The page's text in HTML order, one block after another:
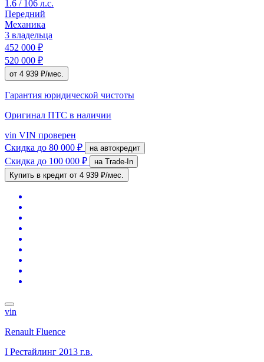
1.6 / 106 л.с.
Передний
Механика
3 владельца
452 000 ₽
520 000 ₽
от 4 939 ₽/мес.
Гарантия юридической чистоты
Оригинал ПТС в наличии
vin VIN проверен
Скидка до 80 000 ₽ на автокредит
Скидка до 100 000 ₽
на Trade-In
Купить в кредит от 4 939 ₽/мес.
vin
Renault Fluence
I Рестайлинг 2013 г.в.